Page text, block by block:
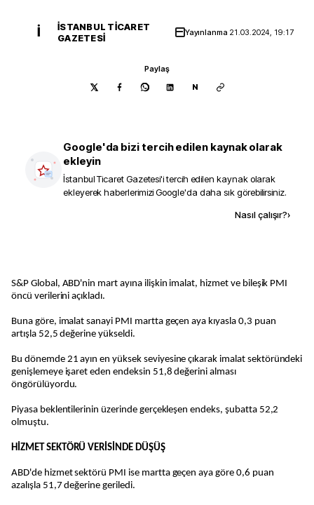
İ
İSTANBUL TICARET
GAZETESI
Yayınlanma 21.03.2024, 19:17
Paylaş
N
Google'da bizi tercih edilen kaynak olarak
ekleyin
İstanbul Ticaret Gazetesi'i tercih edilen kaynak olarak
ekleyerek haberlerimizi Google'da daha sık görebilirsiniz.
Nasıl çalışır?›
S&P Global, ABD'nin mart ayına ilişkin imalat, hizmet ve bileşik PMI
öncü verilerini açıkladı.
Buna göre, imalat sanayi PMI martta geçen aya kıyasla 0,3 puan
artışla 52,5 değerine yükseldi.
Bu dönemde 21 ayın en yüksek seviyesine çıkarak imalat sektöründeki
genişlemeye işaret eden endeksin 51,8 değerini alması
öngörülüyordu.
Piyasa beklentilerinin üzerinde gerçekleşen endeks, şubatta 52,2
olmuştu.
HİZMET SEKTÖRÜ VERİSİNDE DÜŞÜŞ
ABD'de hizmet sektörü PMI ise martta geçen aya göre 0,6 puan
azalışla 51,7 değerine geriledi.